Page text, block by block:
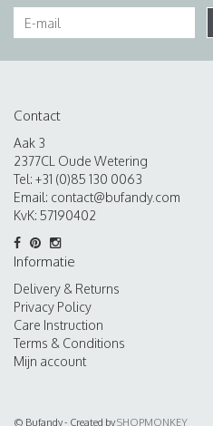
Contact
Aak 3
2377CL Oude Wetering
Tel: +31 (0)85 130 0063
Email: contact@bufandy.com
KvK: 57190402
Informatie
Delivery & Returns
Privacy Policy
Care Instruction
Terms & Conditions
Mijn account
© Bufandy - Created bySHOPMONKEY